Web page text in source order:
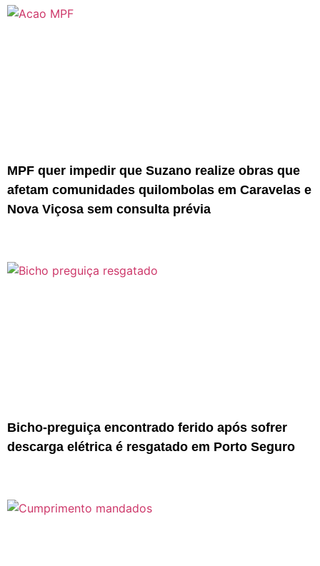
MPF quer impedir que Suzano realize obras que
afetam comunidades quilombolas em Caravelas e
Nova Viçosa sem consulta prévia
Bicho-preguiça encontrado ferido após sofrer
descarga elétrica é resgatado em Porto Seguro